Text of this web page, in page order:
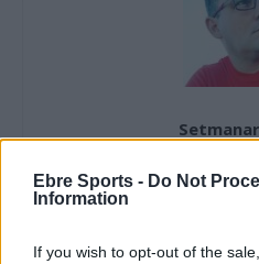
Ebre Sports - Do Not
Information
If you wish to opt-out of the